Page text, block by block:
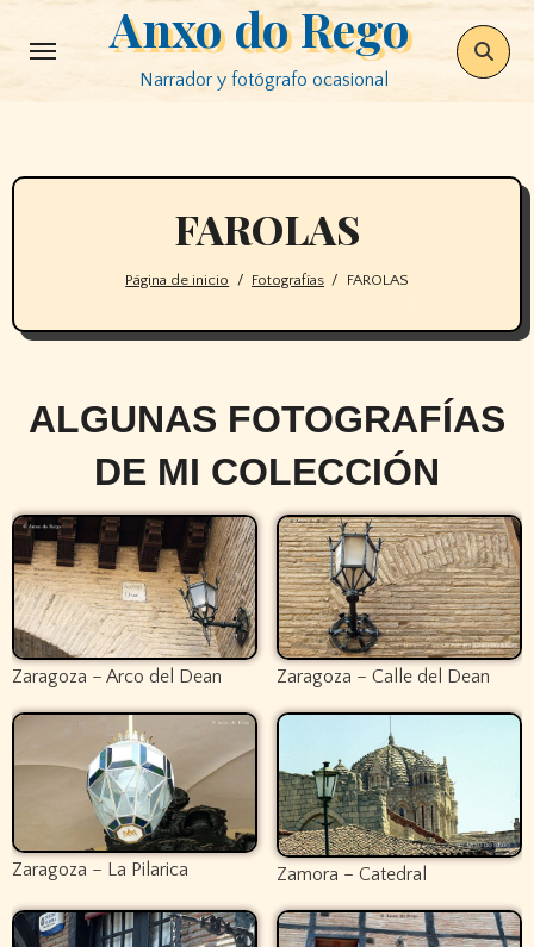
al
Anxo do Rego
Narrador y fotógrafo ocasional
FAROLAS
Página de inicio Fotografías FAROLAS
ALGUNAS FOTOGRAFÍAS
DE MI COLECCIÓN
Zaragoza – Arco del Dean Zaragoza – Calle del Dean
Zaragoza – La Pilarica Zamora – Catedral